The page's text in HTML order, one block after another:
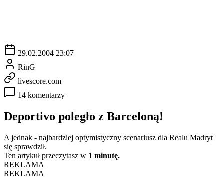
29.02.2004 23:07
RinG
livescore.com
14 komentarzy
Deportivo poległo z Barceloną!
A jednak - najbardziej optymistyczny scenariusz dla Realu Madryt
się sprawdził.
Ten artykuł przeczytasz w 1 minutę.
REKLAMA
REKLAMA